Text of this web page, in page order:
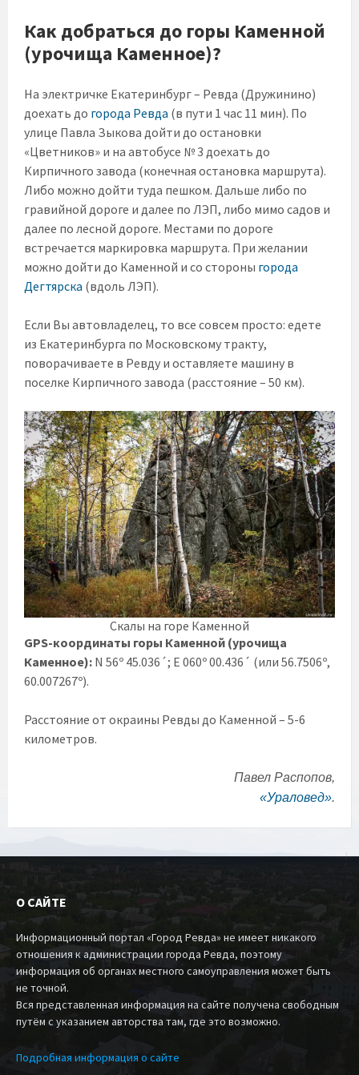
Как добраться до горы Каменной
(урочища Каменное)?
На электричке Екатеринбург – Ревда (Дружинино)
доехать до города Ревда (в пути 1 час 11 мин). По
улице Павла Зыкова дойти до остановки
«Цветников» и на автобусе № 3 доехать до
Кирпичного завода (конечная остановка маршрута).
Либо можно дойти туда пешком. Дальше либо по
гравийной дороге и далее по ЛЭП, либо мимо садов и
далее по лесной дороге. Местами по дороге
встречается маркировка маршрута. При желании
можно дойти до Каменной и со стороны города
Дегтярска (вдоль ЛЭП).
Если Вы автовладелец, то все совсем просто: едете
из Екатеринбурга по Московскому тракту,
поворачиваете в Ревду и оставляете машину в
поселке Кирпичного завода (расстояние – 50 км).
Скалы на горе Каменной
GPS-координаты горы Каменной (урочища
Каменное): N 56º 45.036´; E 060º 00.436´ (или 56.7506º,
60.007267º).
Расстояние от окраины Ревды до Каменной – 5-6
километров.
Павел Распопов,
«Ураловед».
О САЙТЕ
Информационный портал «Город Ревда» не имеет никакого
отношения к администрации города Ревда, поэтому
информация об органах местного самоуправления может быть
не точной.
Вся представленная информация на сайте получена свободным
путём с указанием авторства там, где это возможно.
Подробная информация о сайте